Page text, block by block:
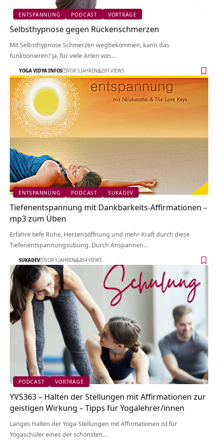
ENTSPANNUNG PODCAST VORTRÄGE
Selbsthypnose gegen Rückenschmerzen
Mit Selbsthypnose Schmerzen wegbekommen, kann das
funktionieren? Ja, für viele Arten von…
YOGA VIDYA INFOS VOR 5 JAHREN 591 VIEWS
ENTSPANNUNG PODCAST SUKADEV
Tiefenentspannung mit Dankbarkeits-Affirmationen –
mp3 zum Üben
Erfahre tiefe Ruhe, Herzensöffnung und mehr Kraft durch diese
Tiefenentspannungsübung. Durch Anspannen…
SUKADEV VOR 5 JAHREN 854 VIEWS
PODCAST VORTRÄGE
YVS363 – Halten der Stellungen mit Affirmationen zur
geistigen Wirkung – Tipps für Yogalehrer/innen
Langes Halten der Yoga-Stellungen mit Affirmationen ist für
Yogaschüler eines der schönsten…